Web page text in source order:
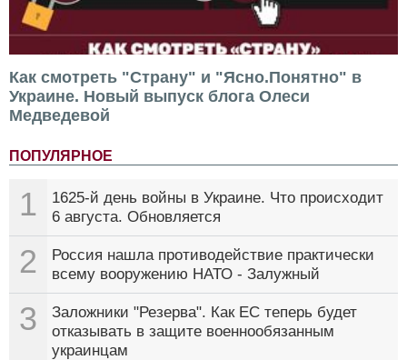
Как смотреть "Страну" и "Ясно.Понятно" в
Украине. Новый выпуск блога Олеси
Медведевой
ПОПУЛЯРНОЕ
1
1625-й день войны в Украине. Что происходит
6 августа. Обновляется
2
Россия нашла противодействие практически
всему вооружению НАТО - Залужный
3
Заложники "Резерва". Как ЕС теперь будет
отказывать в защите военнообязанным
украинцам